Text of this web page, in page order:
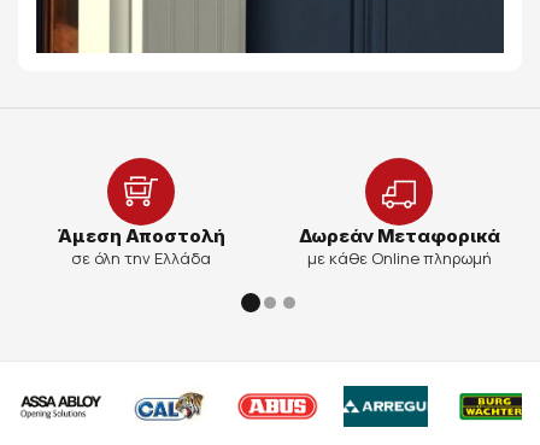
Άμεση Αποστολή
σε όλη την Ελλάδα
Δωρεάν Μεταφορικά
με κάθε Online πληρωμή